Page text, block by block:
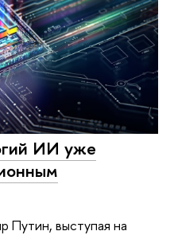
ИИ уже
Путин, выступая на